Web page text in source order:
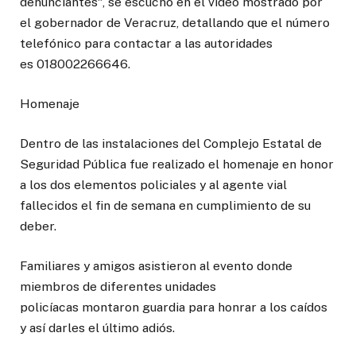
el gobernador de Veracruz, detallando que el número
telefónico para contactar a las autoridades
es 018002266646.
Homenaje
Dentro de las instalaciones del Complejo Estatal de
Seguridad Pública fue realizado el homenaje en honor
a los dos elementos policiales y al agente vial
fallecidos el fin de semana en cumplimiento de su
deber.
Familiares y amigos asistieron al evento donde
miembros de diferentes unidades
policíacas montaron guardia para honrar a los caídos
y así darles el último adiós.